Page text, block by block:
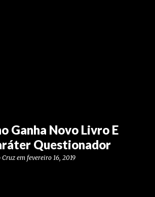
Ganha Novo Livro E
Questionador
Cruz em fevereiro 16, 2019